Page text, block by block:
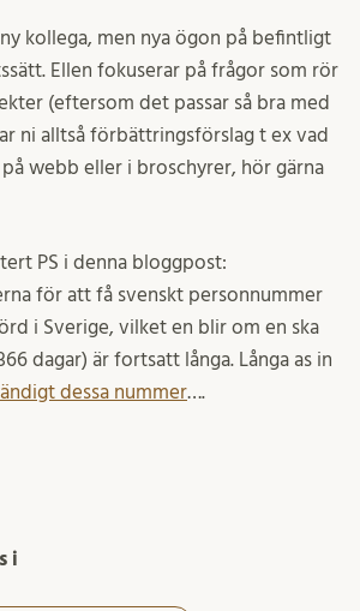
kollega, men nya ögon på befintligt
Ellen fokuserar på frågor som rör
(eftersom det passar så bra med
ni alltså förbättringsförslag t ex vad
webb eller i broschyrer, hör gärna
PS i denna bloggpost:
för att få svenskt personnummer
i Sverige, vilket en blir om en ska
dagar) är fortsatt långa. Långa as in
dessa nummer….
i